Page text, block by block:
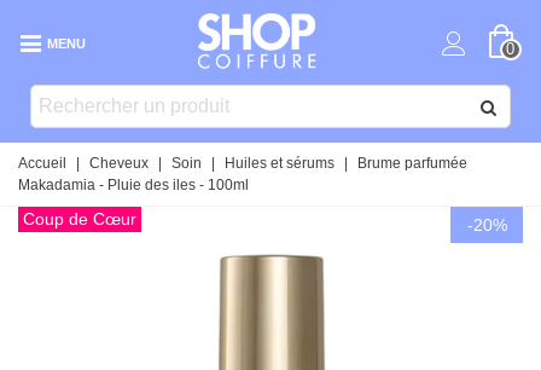
MENU 0
Accueil Cheveux Soin Huiles et sérums
Brume parfumée
Makadamia - Pluie des iles - 100ml
Coup de Cœur -20%